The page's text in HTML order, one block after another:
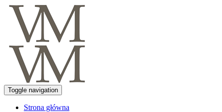
Toggle navigation
Strona główna